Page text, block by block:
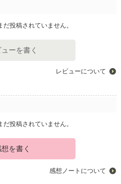
投稿されていません。
ーを書く
レビューについて
投稿されていません。
を書く
感想ノートについて